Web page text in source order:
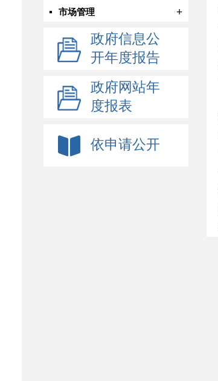
市场管理
+
政府信息公
开年度报告
政府网站年
度报表
依申请公开